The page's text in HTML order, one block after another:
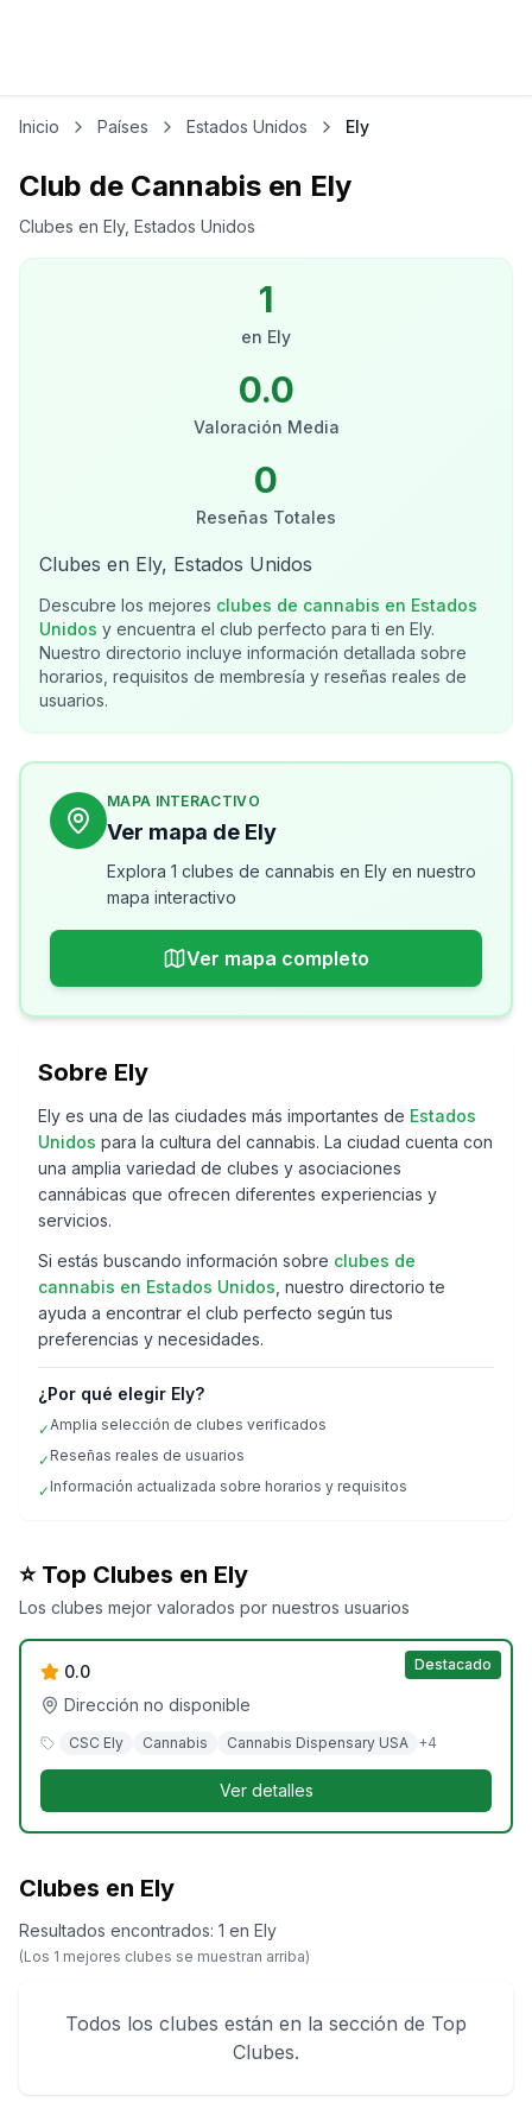
Inicio Países Estados Unidos Ely
Club de Cannabis en Ely
Clubes en Ely, Estados Unidos
1
en Ely
0.0
Valoración Media
0
Reseñas Totales
Clubes en Ely, Estados Unidos
Descubre los mejores clubes de cannabis en Estados
Unidos y encuentra el club perfecto para ti en Ely.
Nuestro directorio incluye información detallada sobre
horarios, requisitos de membresía y reseñas reales de
usuarios.
MAPA INTERACTIVO
Ver mapa de Ely
Explora 1 clubes de cannabis en Ely en nuestro
mapa interactivo
Ver mapa completo
Sobre Ely
Ely es una de las ciudades más importantes de Estados
Unidos para la cultura del cannabis. La ciudad cuenta con
una amplia variedad de clubes y asociaciones
cannábicas que ofrecen diferentes experiencias y
servicios.
Si estás buscando información sobre clubes de
cannabis en Estados Unidos , nuestro directorio te
ayuda a encontrar el club perfecto según tus
preferencias y necesidades.
¿Por qué elegir Ely?
✓Amplia selección de clubes verificados
✓ Reseñas reales de usuarios
✓ Información actualizada sobre horarios y requisitos
⭐ Top Clubes en Ely
Los clubes mejor valorados por nuestros usuarios
Destacado
Greenlight - Ely
0.0
Dirección no disponible
CSC Ely Cannabis Cannabis Dispensary USA +4
Ver detalles
Clubes en Ely
Resultados encontrados: 1 en Ely
(Los 1 mejores clubes se muestran arriba)
Todos los clubes están en la sección de Top
Clubes.